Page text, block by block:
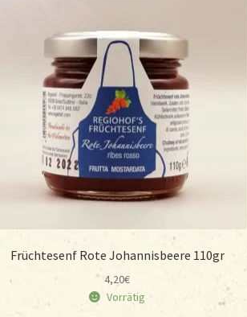
Früchtesenf Rote Johannisbeere 110gr
4,20€
Vorrätig